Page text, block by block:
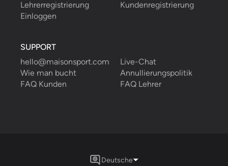
Lehrerregistrierung
Kundenregistrierung
Einloggen
SUPPORT
hello@maisonsport.com
Live-Chat
Wie man bucht
Annullierungspolitik
FAQ Kunden
FAQ Lehrer
Deutsche